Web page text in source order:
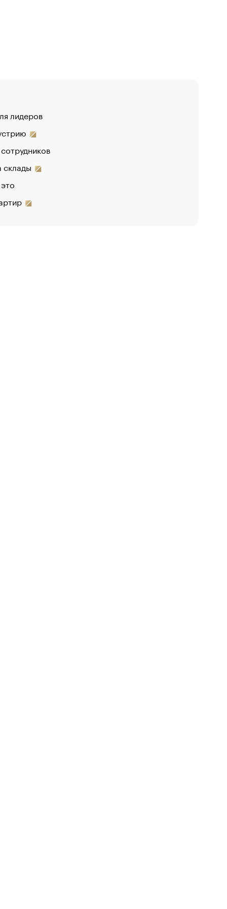
лидеров
склады